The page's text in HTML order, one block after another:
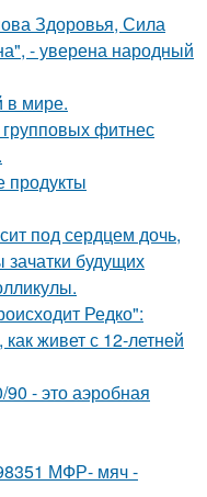
Здоровья, Сила
- уверена народный
в мире.
фитнес
продукты
под сердцем дочь,
зачатки будущих
Редко":
живет с 12-летней
- это аэробная
МФР- мяч -